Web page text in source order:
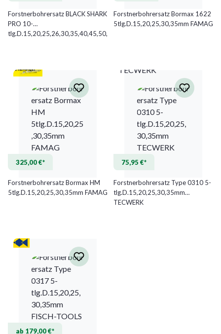
Forstnerbohrersatz BLACK SHARK
PRO 10-
tlg.D.15,20,25,26,30,35,40,45,50,
Forstnerbohrersatz Bormax 1622
5tlg.D.15,20,25,30,35mm FAMAG
325,00 €*
Forstnerbohrersatz Bormax HM
5tlg.D.15,20,25,30,35mm FAMAG
TECWERK
75,95 €*
Forstnerbohrersatz Type 0310 5-
tlg.D.15,20,25,30,35mm
TECWERK
ab 179,00 €*